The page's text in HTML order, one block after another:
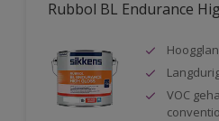
Rubbol BL Endurance
VOC